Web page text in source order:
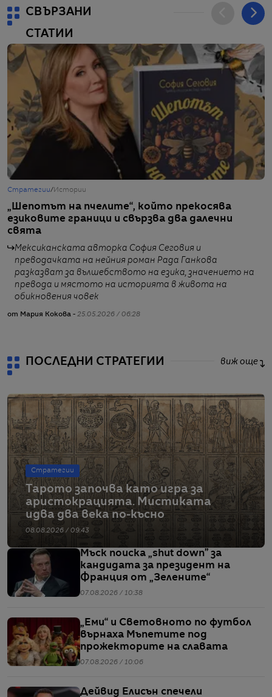
СВЪРЗАНИ
СТАТИИ
Стратегии/ Истории
„Шепотът на пчелите“, който прекосява
езиковите граници и свързва два далечни
свята
Мексиканската авторка София Сеговия и
преводачката на нейния роман Рада Ганкова
разказват за вълшебството на езика, значението на
превода и мястото на историята в живота на
обикновения човек
от Мария Кокова - 25.05.2026 / 06:28
ПОСЛЕДНИ СТРАТЕГИИ виж още
Стратегии
Тарото започва като игра за
аристокрацията. Мистиката
идва два века по-късно
08.08.2026 / 09:43
Мъск поиска „shut down” за
кандидата за президент на
Франция от „Зелените“
07.08.2026 / 10:38
„Еми“ и Световното по футбол
върнаха Мъпетите под
прожекторите на славата
07.08.2026 / 10:06
Дейвид Елисън спечели